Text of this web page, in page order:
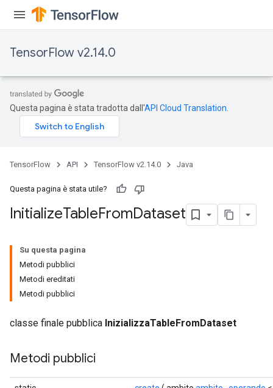
TensorFlow v2.14.0
Questa pagina è stata tradotta dall'API Cloud Translation
TensorFlow API TensorFlow v2.14.0 Java
Questa pagina è stata utile?
InitializeTableFromDataset
Su questa pagina
Metodi pubblici
Metodi ereditati
Metodi pubblici
classe finale pubblica InizializzaTableFromDataset
Metodi pubblici